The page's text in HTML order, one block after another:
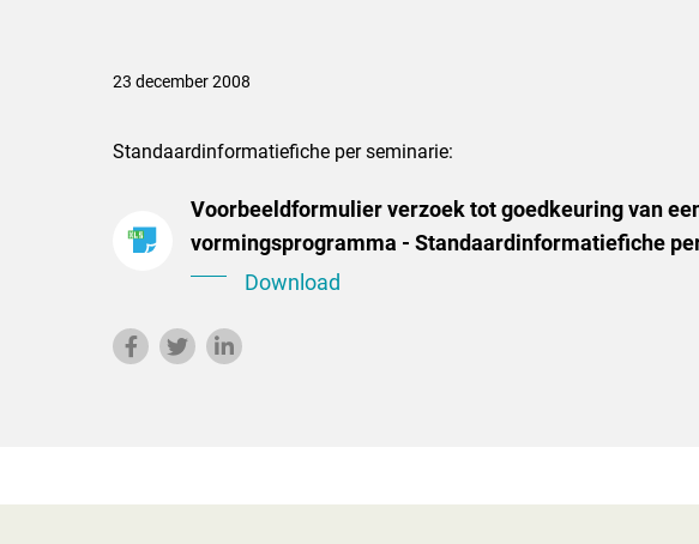
23 december 2008
Standaardinformatiefiche per seminarie:
Voorbeeldformulier verzoek tot goedkeuring van
vormingsprogramma - Standaardinformatiefiche
Download